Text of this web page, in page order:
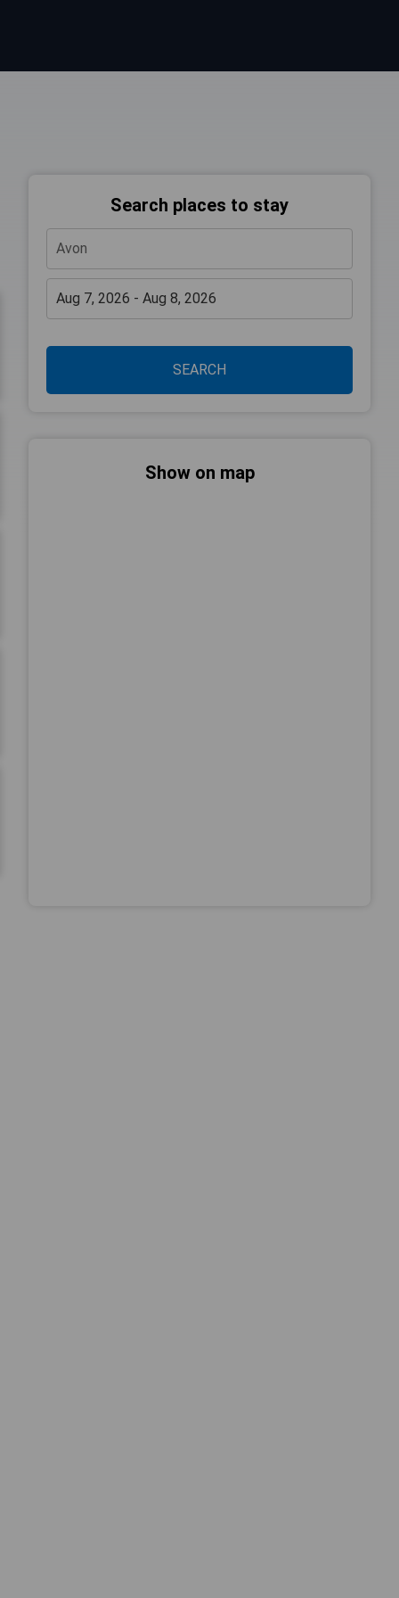
Search places to stay
SEARCH
Show on map